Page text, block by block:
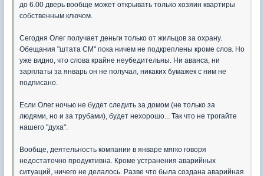
до 6.00 дверь вообще может открывать только хозяин квартиры
собственным ключом.
Сегодня Олег получает деньги только от жильцов за охрану.
Обещания "штата СМ" пока ничем не подкреплены кроме слов. Но
уже видно, что слова крайне неубедительны. Ни аванса, ни
зарплаты за январь он не получал, никаких бумажек с ним не
подписано.
Если Олег ночью не будет следить за домом (не только за
людями, но и за трубами), будет нехорошо... Так что не трогайте
нашего "духа".
Вообще, деятельность компании в январе мягко говоря
недостаточно продуктивна. Кроме устранения аварийных
ситуаций, ничего не делалось. Разве что была создана аварийная